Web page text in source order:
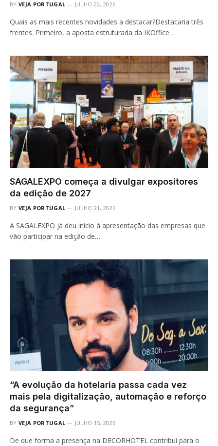
BY VEJA PORTUGAL JULHO 22, 2026
Quais as mais recentes novidades a destacar?Destacaria três
frentes. Primeiro, a aposta estruturada da IKOffice…
SAGALEXPO começa a divulgar expositores
da edição de 2027
BY VEJA PORTUGAL JULHO 21, 2026
A SAGALEXPO já deu início à apresentação das empresas que
vão participar na edição de…
“A evolução da hotelaria passa cada vez
mais pela digitalização, automação e reforço
da segurança”
BY VEJA PORTUGAL JULHO 15, 2026
De que forma a presença na DECORHOTEL contribui para o